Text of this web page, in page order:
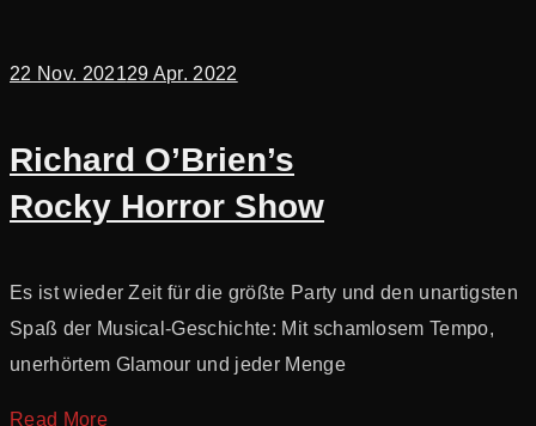
22 Nov. 202129 Apr. 2022
Richard O’Brien’s
Rocky Horror Show
Es ist wieder Zeit für die größte Party und den unartigsten
Spaß der Musical-Geschichte: Mit schamlosem Tempo,
unerhörtem Glamour und jeder Menge
Read More